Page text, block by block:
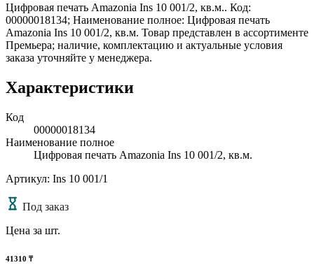
Цифровая печать Amazonia Ins 10 001/2, кв.м.. Код:
00000018134; Наименование полное: Цифровая печать
Amazonia Ins 10 001/2, кв.м. Товар представлен в ассортименте
Премьера; наличие, комплектацию и актуальные условия
заказа уточняйте у менеджера.
Характеристики
Код
00000018134
Наименование полное
Цифровая печать Amazonia Ins 10 001/2, кв.м.
Артикул: Ins 10 001/1
Под заказ
Цена за шт.
41310 ₸